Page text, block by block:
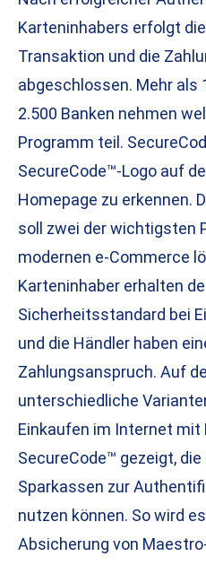
Karteninhabers erfolgt
Transaktion und die
abgeschlossen. Mehr als
2.500 Banken nehmen
Programm teil.
SecureCode™-Logo auf
Homepage zu erkennen.
soll zwei der wichtigsten
modernen e-Commerce
Karteninhaber erhalten
Sicherheitsstandard bei
und die Händler haben
Zahlungsanspruch. Auf
unterschiedliche
Einkaufen im Internet mit
SecureCode™ gezeigt, die
Sparkassen zur
nutzen können. So wird
Absicherung von